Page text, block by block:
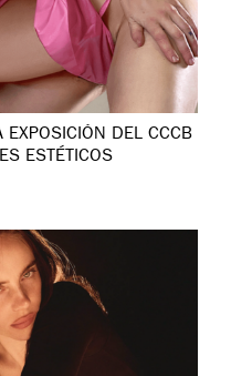
EXPOSICIÓN DEL CCCB
ESTÉTICOS